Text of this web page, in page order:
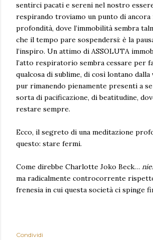
sentirci pacati e sereni nel nostro essere
respirando troviamo un punto di ancora
profondità, dove l’immobilità sembra
che il tempo pare sospendersi: è la
l’inspiro. Un attimo di ASSOLUTA
l’atto respiratorio sembra cessare per
qualcosa di sublime, di così lontano dalla
pur rimanendo pienamente presenti a
sorta di pacificazione, di beatitudine,
restare sempre.
Ecco, il segreto di una meditazione
questo: stare fermi.
Come direbbe Charlotte Joko Beck…
ma radicalmente controcorrente
frenesia in cui questa società ci spinge
Condividi